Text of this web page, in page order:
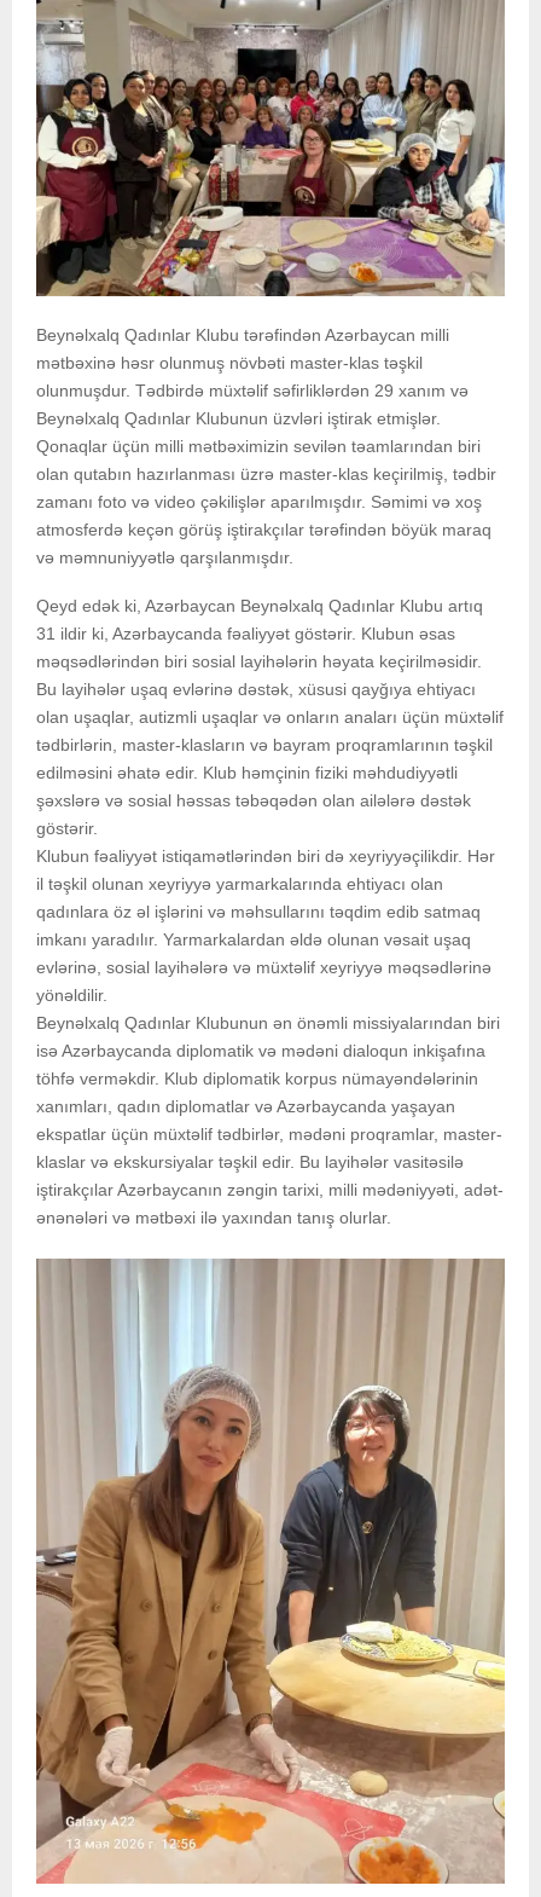
Beynəlxalq Qadınlar Klubu tərəfindən Azərbaycan milli
mətbəxinə həsr olunmuş növbəti master-klas təşkil
olunmuşdur. Tədbirdə müxtəlif səfirliklərdən 29 xanım və
Beynəlxalq Qadınlar Klubunun üzvləri iştirak etmişlər.
Qonaqlar üçün milli mətbəximizin sevilən təamlarından biri
olan qutabın hazırlanması üzrə master-klas keçirilmiş, tədbir
zamanı foto və video çəkilişlər aparılmışdır. Səmimi və xoş
atmosferdə keçən görüş iştirakçılar tərəfindən böyük maraq
və məmnuniyyətlə qarşılanmışdır.
Qeyd edək ki, Azərbaycan Beynəlxalq Qadınlar Klubu artıq
31 ildir ki, Azərbaycanda fəaliyyət göstərir. Klubun əsas
məqsədlərindən biri sosial layihələrin həyata keçirilməsidir.
Bu layihələr uşaq evlərinə dəstək, xüsusi qayğıya ehtiyacı
olan uşaqlar, autizmli uşaqlar və onların anaları üçün müxtəlif
tədbirlərin, master-klasların və bayram proqramlarının təşkil
edilməsini əhatə edir. Klub həmçinin fiziki məhdudiyyətli
şəxslərə və sosial həssas təbəqədən olan ailələrə dəstək
göstərir.
Klubun fəaliyyət istiqamətlərindən biri də xeyriyyəçilikdir. Hər
il təşkil olunan xeyriyyə yarmarkalarında ehtiyacı olan
qadınlara öz əl işlərini və məhsullarını təqdim edib satmaq
imkanı yaradılır. Yarmarkalardan əldə olunan vəsait uşaq
evlərinə, sosial layihələrə və müxtəlif xeyriyyə məqsədlərinə
yönəldilir.
Beynəlxalq Qadınlar Klubunun ən önəmli missiyalarından biri
isə Azərbaycanda diplomatik və mədəni dialoqun inkişafına
töhfə verməkdir. Klub diplomatik korpus nümayəndələrinin
xanımları, qadın diplomatlar və Azərbaycanda yaşayan
ekspatlar üçün müxtəlif tədbirlər, mədəni proqramlar, master-
klaslar və ekskursiyalar təşkil edir. Bu layihələr vasitəsilə
iştirakçılar Azərbaycanın zəngin tarixi, milli mədəniyyəti, adət-
ənənələri və mətbəxi ilə yaxından tanış olurlar.